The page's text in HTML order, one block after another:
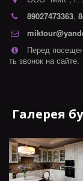
89027473363,
Перед
ть звонок на сайте.
Галерея